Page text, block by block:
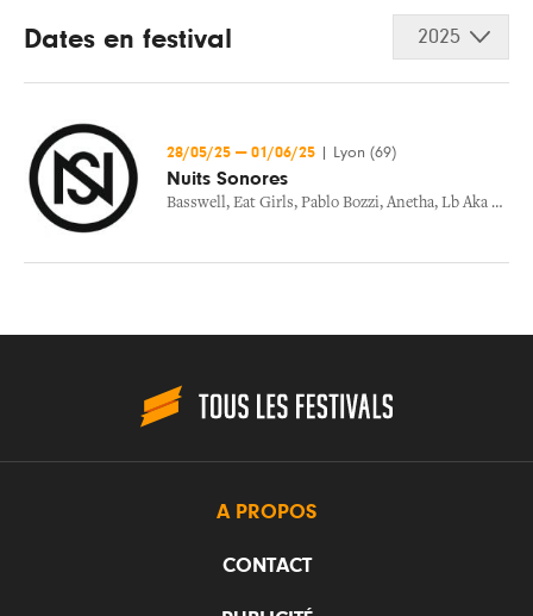
Dates en festival 2025
28/05/25 — 01/06/25 Lyon (69)
Nuits Sonores
Basswell, Eat Girls, Pablo Bozzi, Anetha, Lb Aka Labat
A PROPOS
CONTACT